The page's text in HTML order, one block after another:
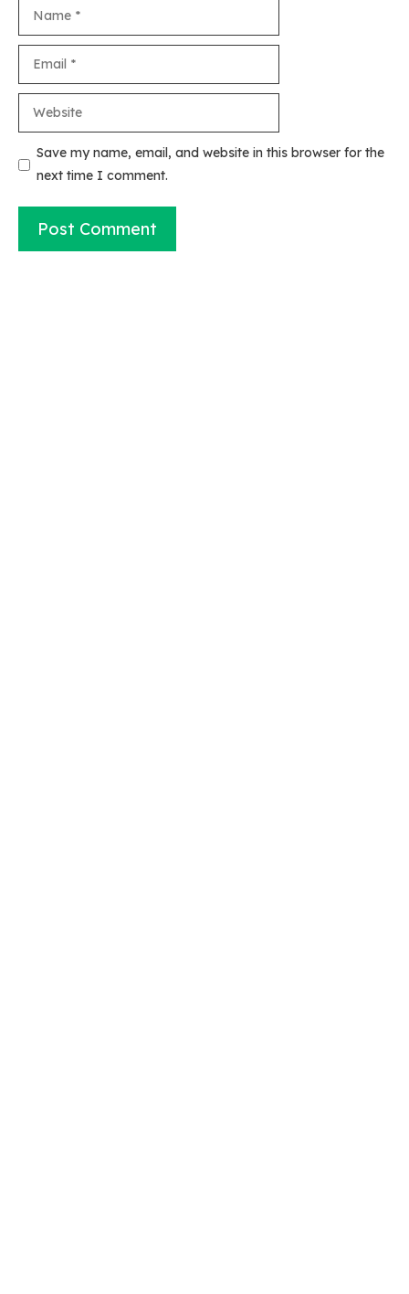
Website
Save my name, email, and website in this browser for the
next time I comment.